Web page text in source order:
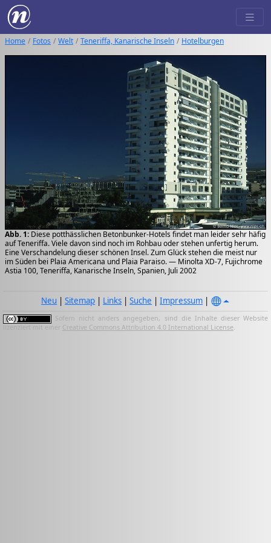
Home Fotos Welt Teneriffa, Kanarische Inseln Hotelburgen
Abb. 1: Diese potthässlichen Betonbunker-Hotels findet man leider sehr häfig
auf Teneriffa. Viele davon sind noch im Rohbau oder stehen unfertig herum.
Eine Verschandelung dieser schönen Insel. Zum Glück stehen die meist nur
im Süden bei Plaia Americana und Plaia Paraiso. — Minolta XD-7, Fujichrome
Astia 100, Teneriffa, Kanarische Inseln, Spanien, Juli 2002
Neu |Sitemap | Links |Suche |Impressum |
Sofern nicht anders angegeben, sind die Inhalte dieser Website
lizenziert mit einer Creative Commons Attribution 4.0 International License.